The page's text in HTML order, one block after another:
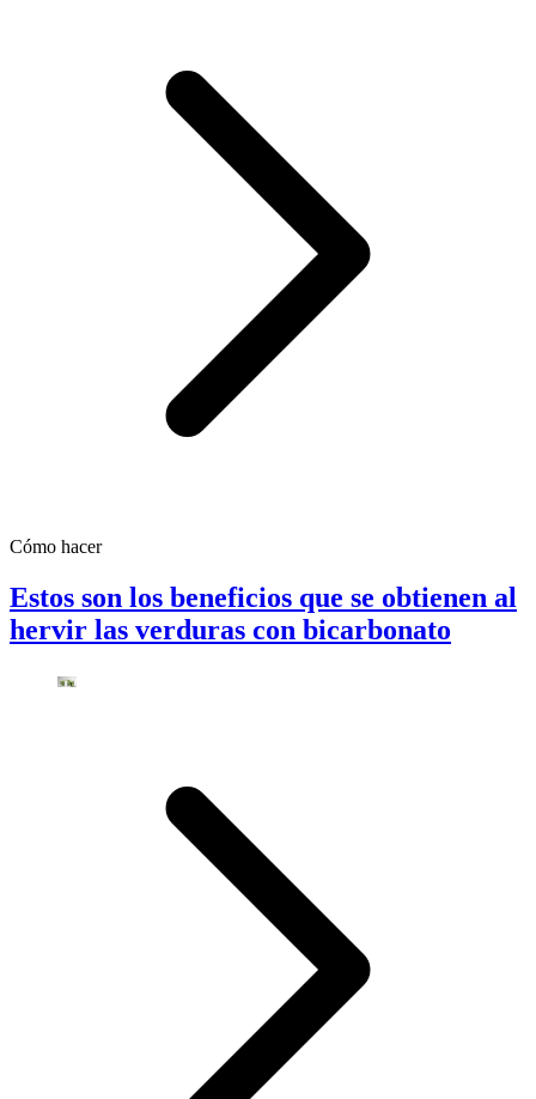
Cómo hacer
Estos son los beneficios que se obtienen al
hervir las verduras con bicarbonato